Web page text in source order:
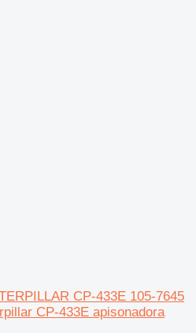
CP-433E 105-7645
CP-433E apisonadora